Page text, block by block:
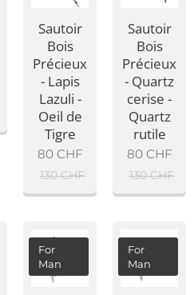
Sautoir
Bois
Précieux
- Lapis
Lazuli -
Oeil de
Tigre
80CHF
130CHF
Sautoir
Bois
Précieux
- Quartz
cerise -
Quartz
rutile
80CHF
130CHF
For
Man
For
Man